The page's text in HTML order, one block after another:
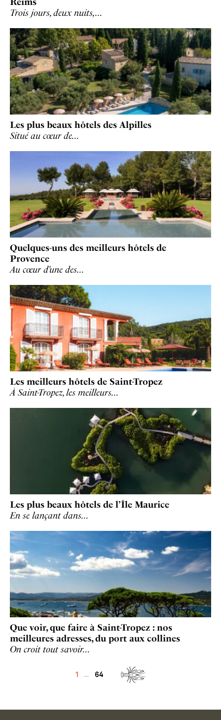
Trois jours, deux nuits,…
Les plus beaux hôtels des Alpilles
Situé au cœur de…
Quelques-uns des meilleurs hôtels de
Provence
Au cœur d’une des…
Les meilleurs hôtels de Saint-Tropez
À Saint-Tropez, les meilleurs…
Les plus beaux hôtels de l’Île Maurice
En se lançant dans…
Que voir, que faire à Saint-Tropez : nos
meilleures adresses, du port aux collines
On croit tout savoir…
1 64